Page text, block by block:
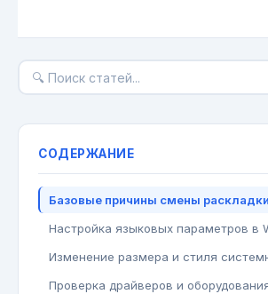
СОДЕРЖАНИЕ
Базовые причины смены
Настройка языковых параметров в
Изменение размера и стиля
Проверка драйверов и